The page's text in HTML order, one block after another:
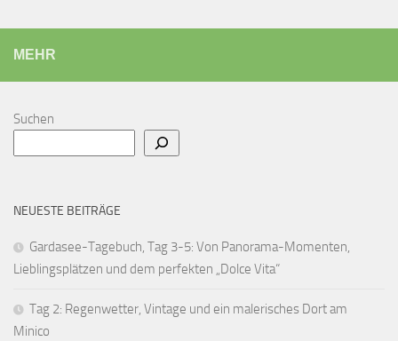
MEHR
Suchen
NEUESTE BEITRÄGE
Gardasee-Tagebuch, Tag 3-5: Von Panorama-Momenten,
Lieblingsplätzen und dem perfekten „Dolce Vita“
Tag 2: Regenwetter, Vintage und ein malerisches Dort am
Minico